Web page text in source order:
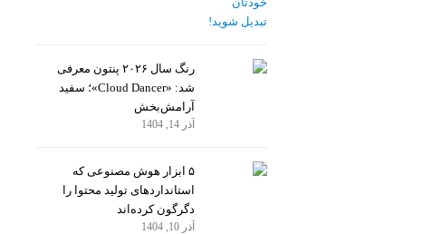
رنگ سال ۲۰۲۶ پنتون معرفی
شد: «Cloud Dancer»؛ سفید
آرامش‌بخش
آذر 14, 1404
۵ ابزار هوش مصنوعی که
استانداردهای تولید محتوا را
دگرگون کرده‌اند
آذر 10, 1404